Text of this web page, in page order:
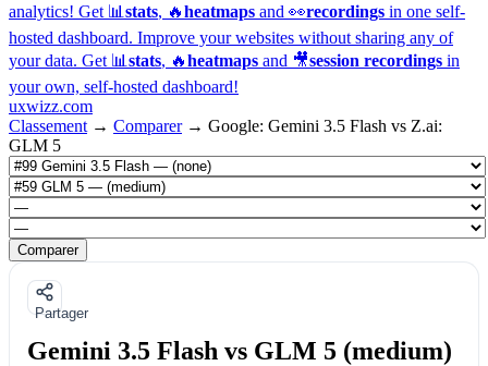
analytics! Get 📊 stats, 🔥heatmaps and 👀recordings in one self-
hosted dashboard. Improve your websites without sharing any of
your data. Get 📊 stats, 🔥heatmaps and 🎥session recordings in
your own, self-hosted dashboard!
uxwizz.com
Classement → Comparer → Google: Gemini 3.5 Flash vs Z.ai:
GLM 5
Comparer
Partager
Gemini 3.5 Flash vs GLM 5 (medium)